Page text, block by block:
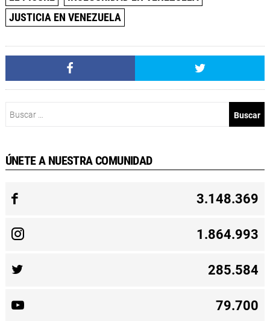
JUSTICIA EN VENEZUELA
ÚNETE A NUESTRA COMUNIDAD
3.148.369
1.864.993
285.584
79.700